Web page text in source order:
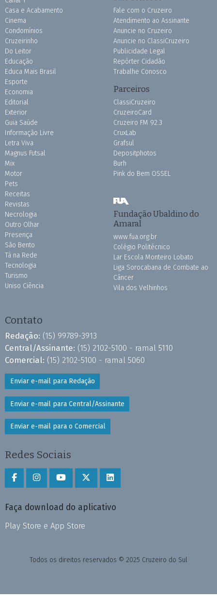
Casa e Acabamento
Cinema
Condomínios
Cruzeirinho
Do Leitor
Educação
Educa Mais Brasil
Esporte
Economia
Editorial
Exterior
Guia Saúde
Informação Livre
Letra Viva
Magnus Futsal
Mix
Motor
Pets
Receitas
Revistas
Necrologia
Outro Olhar
Presença
São Bento
Tá na Rede
Tecnologia
Turismo
Uniso Ciência
Fale com o Cruzeiro
Atendimento ao Assinante
Anuncie no Cruzeiro
Anuncie no ClassiCruzeiro
Publicidade Legal
Repórter Cidadão
Trabalhe Conosco
Parceiros
ClassiCruzeiro
CruzeiroCard
Cruzeiro FM 92.3
CruxLab
Grafsul
Depositphotos
Burh
Pink do Bem OSSEL
Fundação Ubaldino do
Amaral
www.fua.org.br
Colégio Politécnico
Lar Escola Monteiro Lobato
Liga Sorocabana de Combate ao
Câncer
Vila dos Velhinhos
Contato
Redação: (15) 99789-3913
Central/Assinante: (15) 2102-5100 - ramal 5110
Comercial: (15) 2102-5100 - ramal 5060
Enviar e-mail para Redação
Enviar e-mail para Central/Assinante
Enviar e-mail para o Comercial
Redes Sociais
Faça download do aplicativo
Play Store e App Store
Todos os direitos reservados © 2025 Cruzeiro do Sul